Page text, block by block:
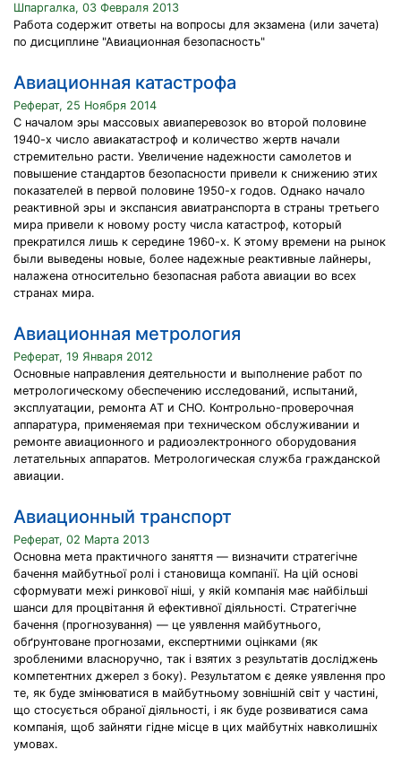
Шпаргалка, 03 Февраля 2013
Работа содержит ответы на вопросы для экзамена (или зачета)
по дисциплине "Авиационная безопасность"
Авиационная катастрофа
Реферат, 25 Ноября 2014
С началом эры массовых авиаперевозок во второй половине
1940-х число авиакатастроф и количество жертв начали
стремительно расти. Увеличение надежности самолетов и
повышение стандартов безопасности привели к снижению этих
показателей в первой половине 1950-х годов. Однако начало
реактивной эры и экспансия авиатранспорта в страны третьего
мира привели к новому росту числа катастроф, который
прекратился лишь к середине 1960-х. К этому времени на рынок
были выведены новые, более надежные реактивные лайнеры,
налажена относительно безопасная работа авиации во всех
странах мира.
Авиационная метрология
Реферат, 19 Января 2012
Основные направления деятельности и выполнение работ по
метрологическому обеспечению исследований, испытаний,
эксплуатации, ремонта АТ и СНО. Контрольно-проверочная
аппаратура, применяемая при техническом обслуживании и
ремонте авиационного и радиоэлектронного оборудования
летательных аппаратов. Метрологическая служба гражданской
авиации.
Авиационный транспорт
Реферат, 02 Марта 2013
Основна мета практичного заняття — визначити стратегічне
бачення майбутньої ролі і становища компанії. На цій основі
сформувати межі ринкової ніші, у якій компанія має найбільші
шанси для процвітання й ефективної діяльності. Стратегічне
бачення (прогнозування) — це уявлення майбутнього,
обґрунтоване прогнозами, експертними оцінками (як
зробленими власноручно, так і взятих з результатів досліджень
компетентних джерел з боку). Результатом є деяке уявлення про
те, як буде змінюватися в майбутньому зовнішній світ у частині,
що стосується обраної діяльності, і як буде розвиватися сама
компанія, щоб зайняти гідне місце в цих майбутніх навколишніх
умовах.